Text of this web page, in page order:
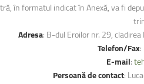
în formatul indicat în Anexă, va fi
Adresa: B-dul Eroilor nr. 29,
Telefon/Fax
E-mail:
Persoană de contact: